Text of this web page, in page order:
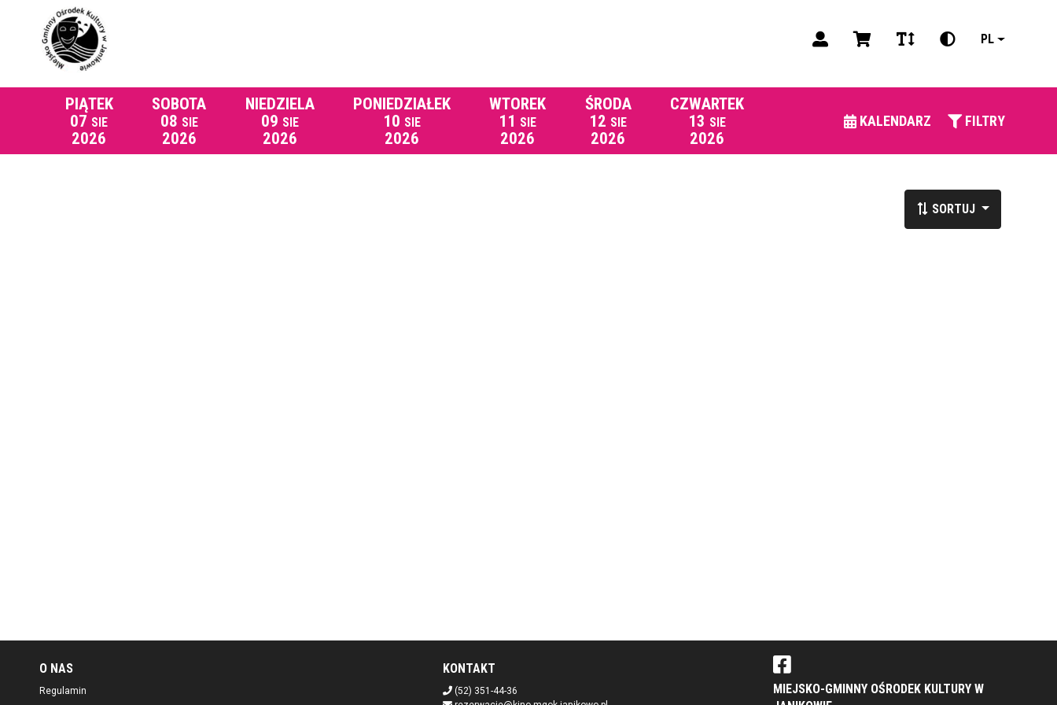
PL
PIĄTEK
07 SIE
2026
SOBOTA
08 SIE
2026
NIEDZIELA
09 SIE
2026
PONIEDZIAŁEK
10 SIE
2026
WTOREK
11 SIE
2026
ŚRODA
12 SIE
2026
CZWARTEK
13 SIE
2026
KALENDARZ FILTRY
SORTUJ
O NAS
Regulamin
KONTAKT
(52) 351-44-36
MIEJSKO-GMINNY OŚRODEK KULTURY W